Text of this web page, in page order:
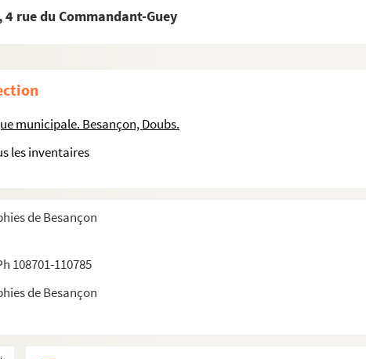
rue du Commandant-Guey
municipale. Besançon, Doubs.
les inventaires
de Besançon
108701-110785
de Besançon
Jacques
Inondations janvier 1910, avenue Elisée-Cusenier, ancienne caserne Lyau...
rue Charles Nodier
bois accumulé à la Gare d'Eau
1er plan, passants au 2e plan, sur la passerelle provisoire remplaçan...
un coeur [Légende ms au dos : Marie, Armand, 1945]